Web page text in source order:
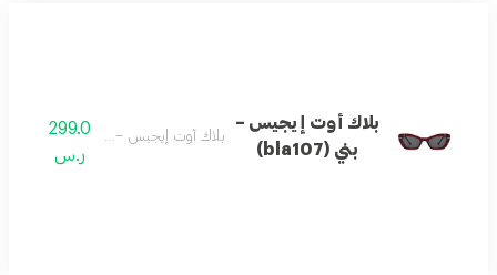
بلاك أوت إيجيس –
بني (bla107)
بلاك أوت إيجيس – بني (bla107)299.0
ر.س